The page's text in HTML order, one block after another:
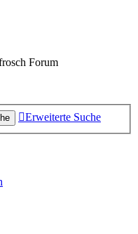
Forum
Erweiterte Suche